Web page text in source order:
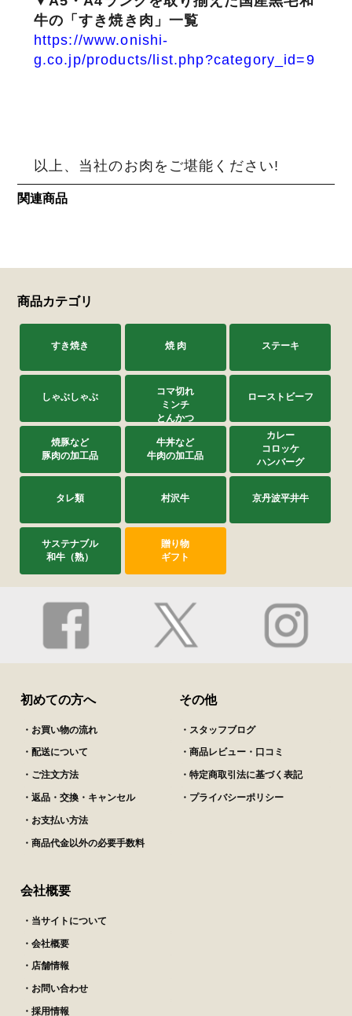
牛の「すき焼き肉」一覧
https://www.onishi-
g.co.jp/products/list.php?category_id=9
以上、当社のお肉をご堪能ください!
関連商品
商品カテゴリ
すき焼き 焼 肉 ステーキ
しゃぶしゃぶ
コマ切れ
ミンチ
とんかつ
ローストビーフ
焼豚など
豚肉の加工品
牛丼など
牛肉の加工品
カレー
コロッケ
ハンバーグ
タレ類 村沢牛 京丹波平井牛
サステナブル
和牛（熟）
贈り物
ギフト
初めての方へ
・お買い物の流れ
・配送について
・ご注文方法
・返品・交換・キャンセル
・お支払い方法
・商品代金以外の必要手数料
その他
・スタッフブログ
・商品レビュー・口コミ
・特定商取引法に基づく表記
・プライバシーポリシー
会社概要
・当サイトについて
・会社概要
・店舗情報
・お問い合わせ
・採用情報